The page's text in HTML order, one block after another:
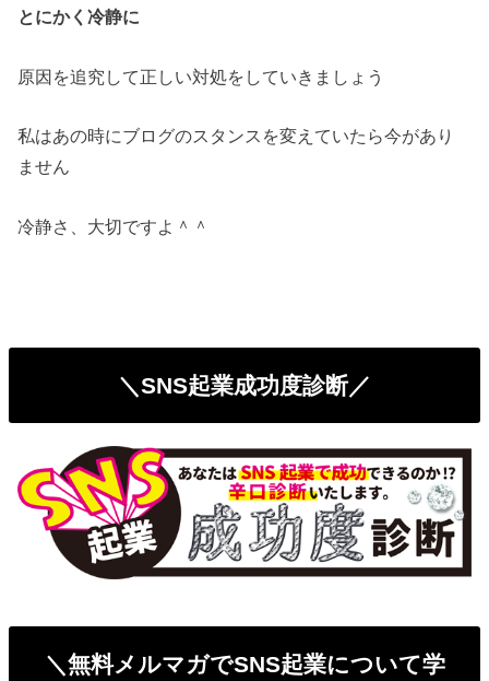
とにかく冷静に
原因を追究して正しい対処をしていきましょう
私はあの時にブログのスタンスを変えていたら今があり
ません
冷静さ、大切ですよ＾＾
＼SNS起業成功度診断／
＼無料メルマガでSNS起業について学